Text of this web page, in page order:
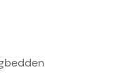
omheinde
ook een